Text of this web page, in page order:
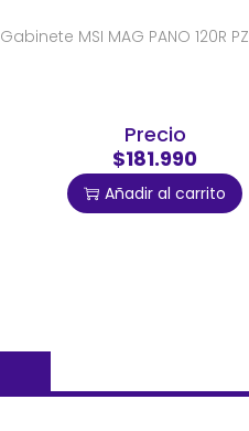
Gabinete MSI MAG PANO 120R PZ
Precio
$181.990
Añadir al carrito